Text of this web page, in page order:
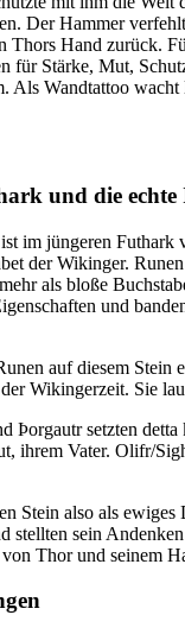
Der Hammer
Thors Hand zurück.
für Stärke, Mut,
Als Wandtattoo
und die
im jüngeren Futhark
der Wikinger.
als bloße
und
auf diesem Stein
Wikingerzeit. Sie
Þorgautr setzten detta
ihrem Vater. Olifr/
Stein also als
stellten sein
Thor und seinem